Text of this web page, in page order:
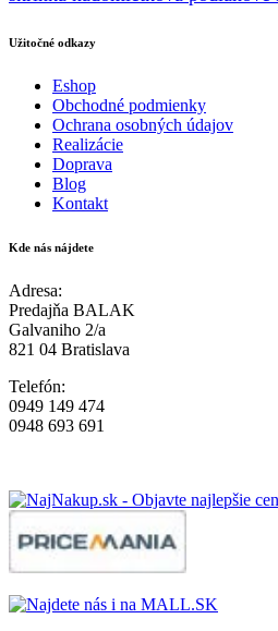
Užitočné odkazy
Eshop
Obchodné podmienky
Ochrana osobných údajov
Realizácie
Doprava
Blog
Kontakt
Kde nás nájdete
Adresa:
Predajňa BALAK
Galvaniho 2/a
821 04 Bratislava
Telefón:
0949 149 474
0948 693 691